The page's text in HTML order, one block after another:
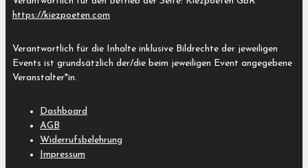
https://kiezpoeten.com
Verantwortlich für die Inhalte inklusive Bildrechte der jeweiligen
Events ist grundsätzlich der/die beim jeweiligen Event angegebene
Veranstalter*in.
Dashboard
AGB
Widerrufsbelehrung
Impressum